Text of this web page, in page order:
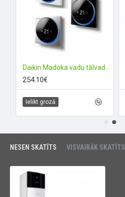
Daikin Madoka vadu tālvadības pults
254.10€
Ielikt grozā
NESEN SKATĪTS VISVAIRĀK SKATĪTS